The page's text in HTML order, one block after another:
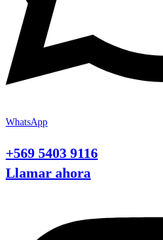
WhatsApp
+569 5403 9116
Llamar ahora